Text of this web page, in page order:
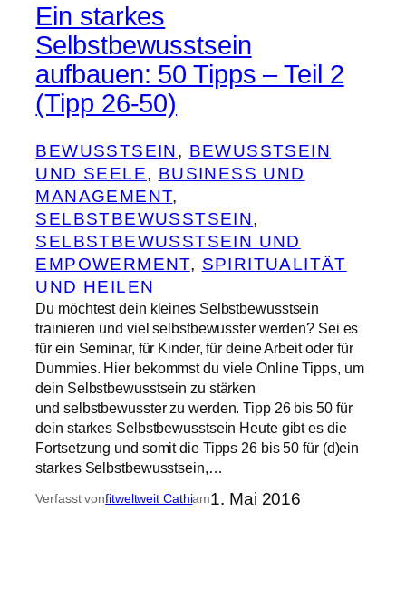
Ein starkes
Selbstbewusstsein
aufbauen: 50 Tipps – Teil 2
(Tipp 26-50)
BEWUSSTSEIN, BEWUSSTSEIN
UND SEELE, BUSINESS UND
MANAGEMENT
SELBSTBEWUSSTSEIN
SELBSTBEWUSSTSEIN UND
EMPOWERMENT, SPIRITUALITÄT
UND HEILEN
Du möchtest dein kleines Selbstbewusstsein
trainieren und viel selbstbewusster werden? Sei es
für ein Seminar, für Kinder, für deine Arbeit oder für
Dummies. Hier bekommst du viele Online Tipps, um
dein Selbstbewusstsein zu stärken
und selbstbewusster zu werden. Tipp 26 bis 50 für
dein starkes Selbstbewusstsein Heute gibt es die
Fortsetzung und somit die Tipps 26 bis 50 für (d)ein
starkes Selbstbewusstsein,…
Verfasst vonfitweltweit Cathiam1. Mai 2016